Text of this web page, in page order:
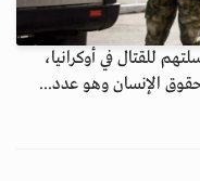
سجين وأرسلتهم للقتال في أوكرانيا،
الإنسان وهو عدد...